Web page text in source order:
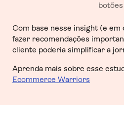
botões
Com base nesse insight (e
fazer recomendações
cliente poderia simplificar a
Aprenda mais sobre esse
Ecommerce Warriors